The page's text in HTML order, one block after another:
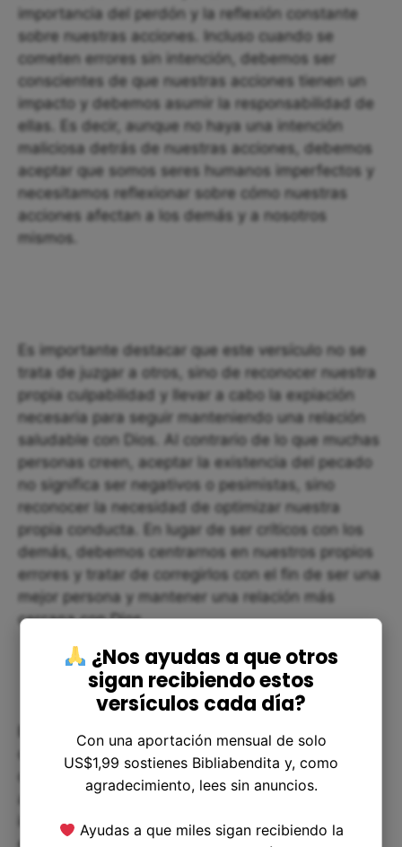
importancia del perdón y la reflexión constante
sobre nuestras acciones. Incluso cuando se
cometen errores sin intención, debemos ser
conscientes de que nuestras acciones tienen un
impacto y debemos asumir la responsabilidad de
ellas. Es decir, aunque no haya una intención
maliciosa detrás de nuestras acciones, debemos
aceptar que somos seres humanos imperfectos y
necesitamos reflexionar sobre cómo nuestras
acciones afectan a los demás y a nosotros
mismos.
Es importante destacar que este versículo no se
trata de juzgar a otros, sino de reconocer nuestra
propia culpabilidad y llevar a cabo la expiación
necesaria para seguir manteniendo una relación
saludable con Dios. Al contrario de lo que muchas
personas creen, aceptar la existencia del pecado
no significa ser negativos o pesimistas, sino
reconocer la necesidad de optimizar nuestra
propia conducta. En lugar de ser críticos con los
demás, debemos centrarnos en nuestros propios
errores y tratar de corregirlos con el fin de ser una
mejor persona y mantener una relación más
cercana con Dios.
El versículo 27 del capítulo 4 de Levítico nos
ofrece una lección importante para nuestra vida
diaria. Nos recuerda que aunque nuestras
acciones puedan haber sido cometidas sin
intención, debemos asumir la responsabilidad de
¿Nos ayudas a que otros
sigan recibiendo estos
versículos cada día?
Con una aportación mensual de solo
US$1,99 sostienes Bibliabendita y, como
agradecimiento, lees sin anuncios.
Ayudas a que miles sigan recibiendo la